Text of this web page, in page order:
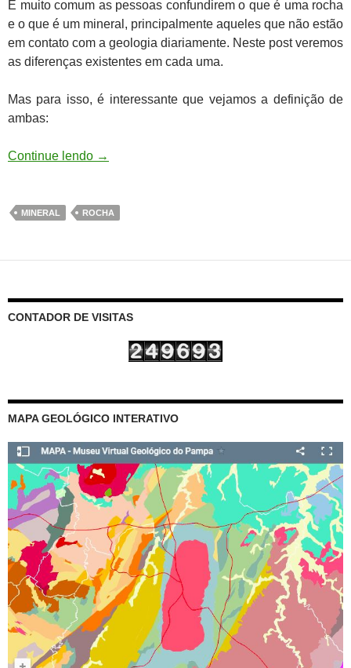
É muito comum as pessoas confundirem o que é uma rocha
e o que é um mineral, principalmente aqueles que não estão
em contato com a geologia diariamente. Neste post veremos
as diferenças existentes em cada uma.
Mas para isso, é interessante que vejamos a definição de
ambas:
Continue lendo →
MINERAL ROCHA
CONTADOR DE VISITAS
MAPA GEOLÓGICO INTERATIVO